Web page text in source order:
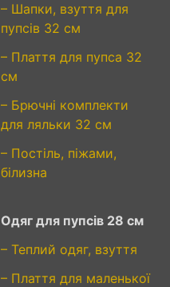
– Шапки, взуття для
пупсів 32 см
– Плаття для пупса 32
см
– Брючні комплекти
для ляльки 32 см
– Постіль, піжами,
білизна
Одяг для пупсів 28 см
– Теплий одяг, взуття
– Плаття для маленької